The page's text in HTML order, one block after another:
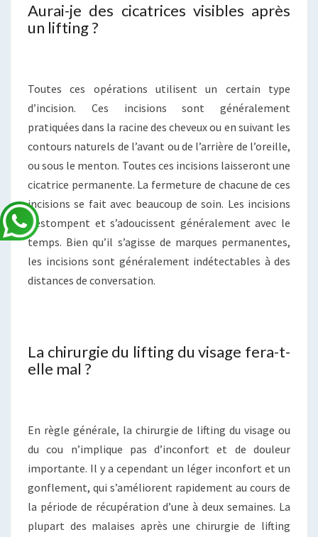
Aurai-je des cicatrices visibles après
un lifting ?
Toutes ces opérations utilisent un certain type
d’incision. Ces incisions sont généralement
pratiquées dans la racine des cheveux ou en suivant les
contours naturels de l’avant ou de l’arrière de l’oreille,
ou sous le menton. Toutes ces incisions laisseront une
cicatrice permanente. La fermeture de chacune de ces
incisions se fait avec beaucoup de soin. Les incisions
s’estompent et s’adoucissent généralement avec le
temps. Bien qu’il s’agisse de marques permanentes,
les incisions sont généralement indétectables à des
distances de conversation.
La chirurgie du lifting du visage fera-t-
elle mal ?
En règle générale, la chirurgie de lifting du visage ou
du cou n’implique pas d’inconfort et de douleur
importante. Il y a cependant un léger inconfort et un
gonflement, qui s’améliorent rapidement au cours de
la période de récupération d’une à deux semaines. La
plupart des malaises après une chirurgie de lifting